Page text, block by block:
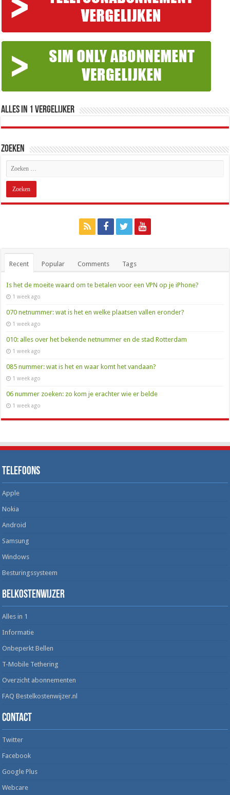
Alles in 1 Vergelijker
Zoeken
Recent Popular Comments Tags
Is het de moeite waard om te betalen voor een VPN op je iPhone?
1 week ago
070 netnummer: wat is het en welke plaatsen vallen eronder?
1 week ago
010: alles over het bekende netnummer en de stad Rotterdam
1 week ago
085 nummer: wat is het en waar komt het vandaan?
1 week ago
06 nummer zoeken: zo kom je erachter wie er belde
1 week ago
Telefoons
Apple
Nokia
Android
Samsung
Windows
Besturingssysteem
Belkostenwijzer
Alles in 1
Informatie
Onbeperkt Bellen
T-Mobile Tethering
Overzicht abonnementen
FAQ Bestelkostenwijzer.nl
Contact
Twitter
Facebook
Google Plus
Webcare